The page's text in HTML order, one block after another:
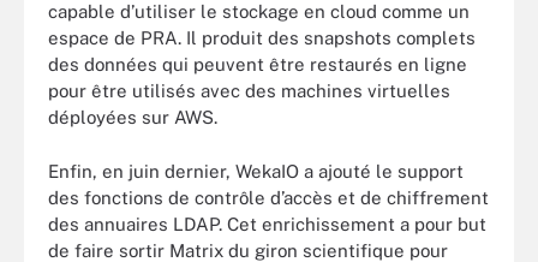
capable d’utiliser le stockage en cloud comme un
espace de PRA. Il produit des snapshots complets
des données qui peuvent être restaurés en ligne
pour être utilisés avec des machines virtuelles
déployées sur AWS.
Enfin, en juin dernier, WekaIO a ajouté le support
des fonctions de contrôle d’accès et de chiffrement
des annuaires LDAP. Cet enrichissement a pour but
de faire sortir Matrix du giron scientifique pour